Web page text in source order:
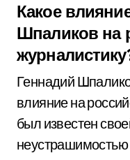
Какое
Шпаликов на
Геннадий
влияние на
был известен